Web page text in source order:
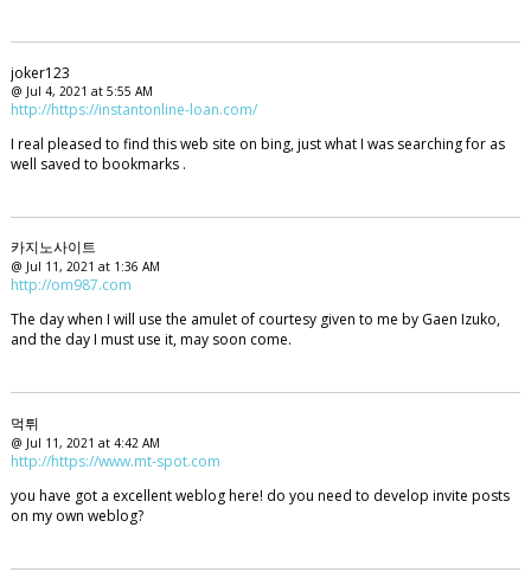
joker123
@ Jul 4, 2021 at 5:55 AM
http://https://instantonline-loan.com/
I real pleased to find this web site on bing, just what I was searching for as
well saved to bookmarks .
카지노사이트
@ Jul 11, 2021 at 1:36 AM
http://om987.com
The day when I will use the amulet of courtesy given to me by Gaen Izuko,
and the day I must use it, may soon come.
먹튀
@ Jul 11, 2021 at 4:42 AM
http://https://www.mt-spot.com
you have got a excellent weblog here! do you need to develop invite posts
on my own weblog?